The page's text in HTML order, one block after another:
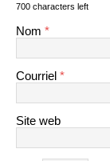
700 characters left
Nom *
Courriel *
Site web